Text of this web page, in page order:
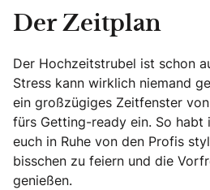
Der Zeitplan
Der Hochzeitstrubel ist schon
Stress kann wirklich niemand
ein großzügiges Zeitfenster
fürs Getting-ready ein. So habt
euch in Ruhe von den Profis
bisschen zu feiern und die
genießen.